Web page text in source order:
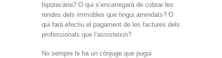
hipotecària? O qui s’encarregarà de cobrar les
rendes dels immobles que tingui arrendats? O
qui farà efectiu el pagament de les factures dels
professionals que l’assisteixin?
No sempre hi ha un cònjuge que pugui